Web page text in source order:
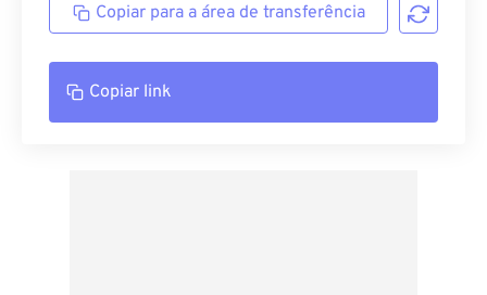
Copiar para a área de transferência
Copiar link